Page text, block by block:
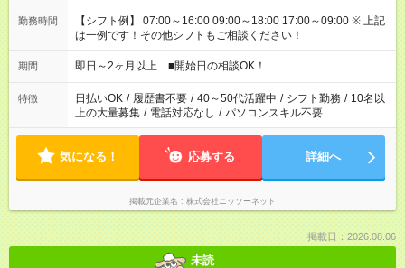
勤務時間
【シフト例】 07:00～16:00 09:00～18:00 17:00～09:00 ※ 上記
は一例です！その他シフトもご相談ください！
期間 即日～2ヶ月以上 ■開始日の相談OK！
特徴 日払いOK / 履歴書不要 / 40～50代活躍中 / シフト勤務 / 10名以
上の大量募集 / 電話対応なし / パソコンスキル不要
気になる！ 応募する 詳細へ
掲載元企業名 株式会社ニッソーネット
掲載日：2026.08.06
未読